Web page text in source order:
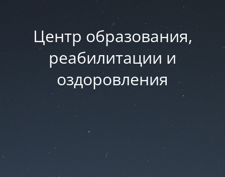
Центр образования,
реабилитации и
оздоровления